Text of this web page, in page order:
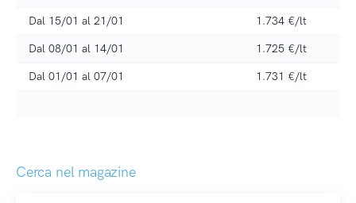
Dal 15/01 al 21/01 1.734 €/lt
Dal 08/01 al 14/01 1.725 €/lt
Dal 01/01 al 07/01 1.731 €/lt
Cerca nel magazine